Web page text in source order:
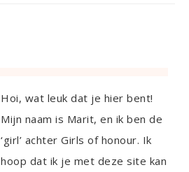
Hoi, wat leuk dat je hier bent!
Mijn naam is Marit, en ik ben de
‘girl’ achter Girls of honour. Ik
hoop dat ik je met deze site kan